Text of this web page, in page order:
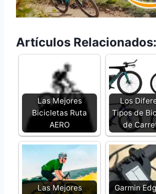
Artículos Relacionados:
Las Mejores
Bicicletas Ruta
AERO
Los
Tipos de
de
Las Mejores
Garmin